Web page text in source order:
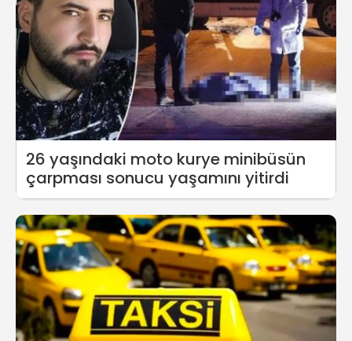
26 yaşındaki moto kurye minibüsün
çarpması sonucu yaşamını yitirdi